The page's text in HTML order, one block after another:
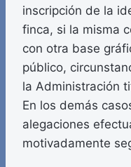
inscripción de la
finca, si la misma
con otra base
público,
la Administración
En los demás
alegaciones
motivadamente